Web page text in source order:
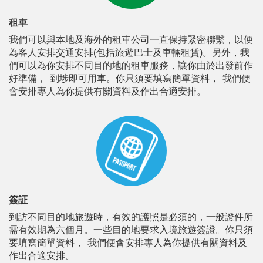
租車
我們可以與本地及海外的租車公司一直保持緊密聯繫，以便
為客人安排交通安排(包括旅遊巴士及車輛租賃)。另外，我
們可以為你安排不同目的地的租車服務，讓你由於出發前作
好準備， 到埗即可用車。你只須要填寫簡單資料， 我們便
會安排專人為你提供有關資料及作出合適安排。
簽証
到訪不同目的地旅遊時，有效的護照是必須的，一般證件所
需有效期為六個月。一些目的地要求入境旅遊簽證。你只須
要填寫簡單資料， 我們便會安排專人為你提供有關資料及
作出合適安排。